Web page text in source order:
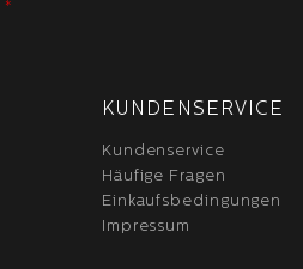
*
KUNDENSERVICE
Kundenservice
Häufige Fragen
Einkaufsbedingungen
Impressum